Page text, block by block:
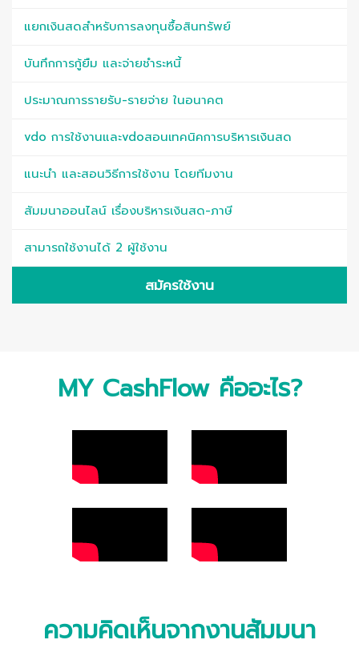
แยกเงินสดสำหรับการลงทุนซื้อสินทรัพย์
บันทึกการกู้ยืม และจ่ายชำระหนี้
ประมาณการรายรับ-รายจ่าย ในอนาคต
vdo การใช้งานและvdoสอนเทคนิคการบริหารเงินสด
แนะนำ และสอนวิธีการใช้งาน โดยทีมงาน
สัมมนาออนไลน์ เรื่องบริหารเงินสด-ภาษี
สามารถใช้งานได้ 2 ผู้ใช้งาน
สมัครใช้งาน
MY CashFlow คืออะไร?
ความคิดเห็นจากงานสัมมนา